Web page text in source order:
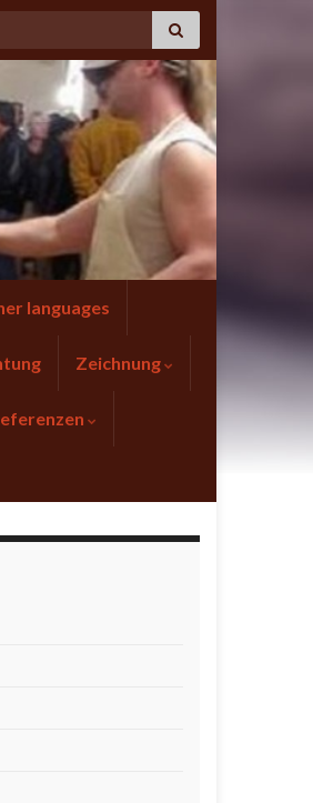
languages
Zeichnung